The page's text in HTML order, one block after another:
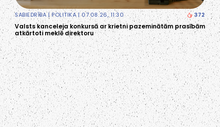
SABIEDRĪBA|POLITIKA| 07.08.26, 11:30 372
Valsts kanceleja konkursā ar krietni pazeminātām prasībām
atkārtoti meklē direktoru